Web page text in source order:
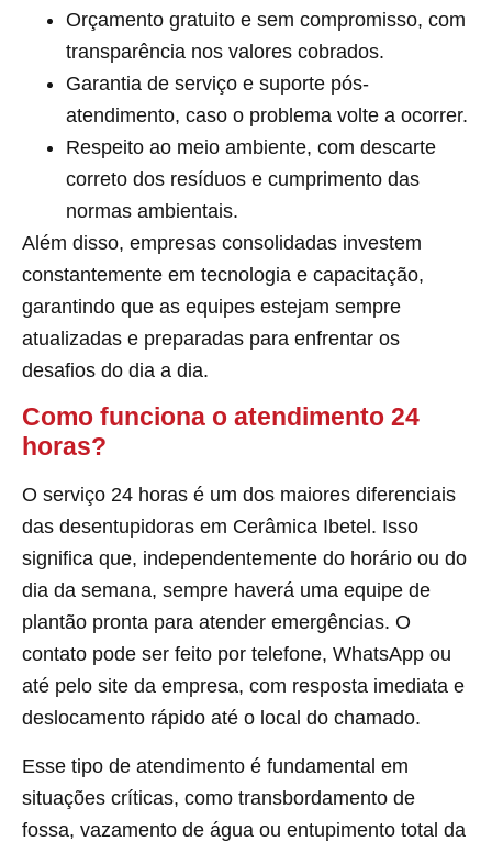
Orçamento gratuito e sem compromisso, com
transparência nos valores cobrados.
Garantia de serviço e suporte pós-
atendimento, caso o problema volte a ocorrer.
Respeito ao meio ambiente, com descarte
correto dos resíduos e cumprimento das
normas ambientais.
Além disso, empresas consolidadas investem
constantemente em tecnologia e capacitação,
garantindo que as equipes estejam sempre
atualizadas e preparadas para enfrentar os
desafios do dia a dia.
Como funciona o atendimento 24
horas?
O serviço 24 horas é um dos maiores diferenciais
das desentupidoras em Cerâmica Ibetel. Isso
significa que, independentemente do horário ou do
dia da semana, sempre haverá uma equipe de
plantão pronta para atender emergências. O
contato pode ser feito por telefone, WhatsApp ou
até pelo site da empresa, com resposta imediata e
deslocamento rápido até o local do chamado.
Esse tipo de atendimento é fundamental em
situações críticas, como transbordamento de
fossa, vazamento de água ou entupimento total da